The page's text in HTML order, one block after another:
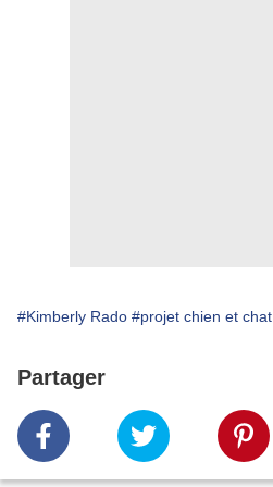
#Kimberly Rado #projet chien et chat
Partager